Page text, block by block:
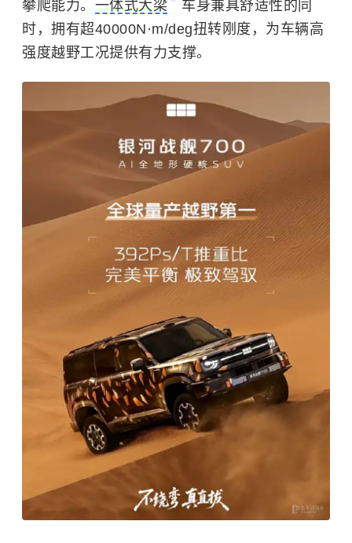
攀爬能力。 一体式大梁
车身兼具舒适性的同
时，拥有超40000N·m/deg扭转刚度，为车辆高
强度越野工况提供有力支撑。